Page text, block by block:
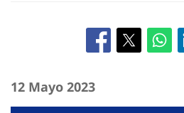
12 Mayo 2023